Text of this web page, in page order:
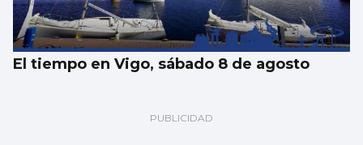
El tiempo en Vigo, sábado 8 de agosto